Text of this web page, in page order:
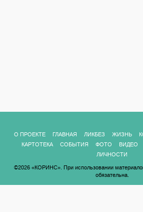
О ПРОЕКТЕ ГЛАВНАЯ ЛИКБЕЗ ЖИЗНЬ
КАРТОТЕКА
СОБЫТИЯ ФОТО ВИДЕО
ЛИЧНОСТИ
©2026 «КОРИНС». При использовании
обязательна.